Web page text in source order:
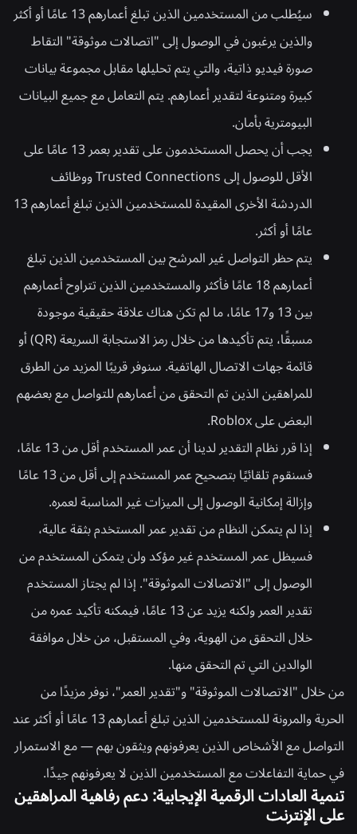
سيُطلب من المستخدمين الذين تبلغ أعمارهم 13 عامًا أو أكثر
والذين يرغبون في الوصول إلى "اتصالات موثوقة" التقاط
صورة فيديو ذاتية، والتي يتم تحليلها مقابل مجموعة بيانات
كبيرة ومتنوعة لتقدير أعمارهم. يتم التعامل مع جميع البيانات
البيومترية بأمان.
يجب أن يحصل المستخدمون على تقدير بعمر 13 عامًا على
الأقل للوصول إلى Trusted Connections ووظائف
الدردشة الأخرى المقيدة للمستخدمين الذين تبلغ أعمارهم 13
عامًا أو أكثر.
يتم حظر التواصل غير المرشح بين المستخدمين الذين تبلغ
أعمارهم 18 عامًا فأكثر والمستخدمين الذين تتراوح أعمارهم
بين 13 و17 عامًا، ما لم تكن هناك علاقة حقيقية موجودة
مسبقًا، يتم تأكيدها من خلال رمز الاستجابة السريعة (QR) أو
قائمة جهات الاتصال الهاتفية. سنوفر قريبًا المزيد من الطرق
للمراهقين الذين تم التحقق من أعمارهم للتواصل مع بعضهم
البعض على Roblox.
إذا قرر نظام التقدير لدينا أن عمر المستخدم أقل من 13 عامًا،
فسنقوم تلقائيًا بتصحيح عمر المستخدم إلى أقل من 13 عامًا
وإزالة إمكانية الوصول إلى الميزات غير المناسبة لعمره.
إذا لم يتمكن النظام من تقدير عمر المستخدم بثقة عالية،
فسيظل عمر المستخدم غير مؤكد ولن يتمكن المستخدم من
الوصول إلى "الاتصالات الموثوقة". إذا لم يجتاز المستخدم
تقدير العمر ولكنه يزيد عن 13 عامًا، فيمكنه تأكيد عمره من
خلال التحقق من الهوية، وفي المستقبل، من خلال موافقة
الوالدين التي تم التحقق منها.
من خلال "الاتصالات الموثوقة" و"تقدير العمر"، نوفر مزيدًا من
الحرية والمرونة للمستخدمين الذين تبلغ أعمارهم 13 عامًا أو أكثر عند
التواصل مع الأشخاص الذين يعرفونهم ويثقون بهم — مع الاستمرار
في حماية التفاعلات مع المستخدمين الذين لا يعرفونهم جيدًا.
تنمية العادات الرقمية الإيجابية: دعم رفاهية المراهقين
على الإنترنت